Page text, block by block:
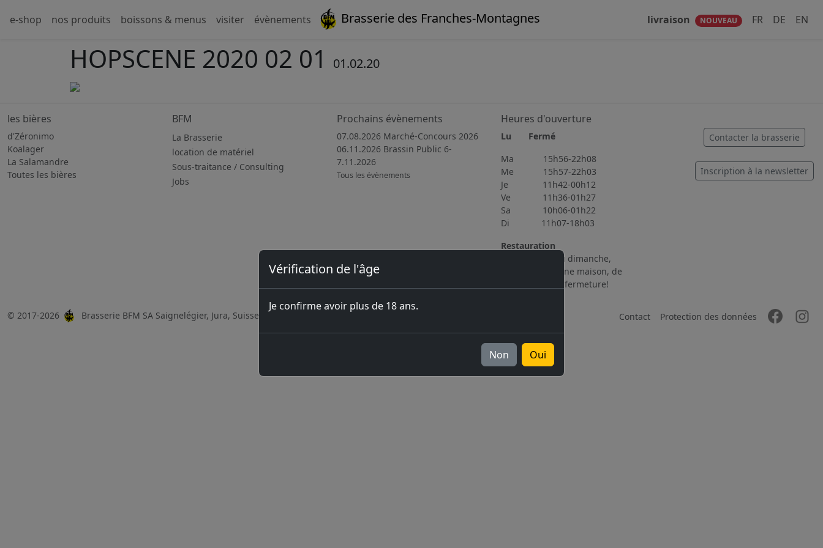
e-shop nos produits boissons & menus visiter évènements Brasserie des Franches-Montagnes livraison NOUVEAU FR DE EN
Vérification de l'âge
Je confirme avoir plus de 18 ans.
Non Oui
HOPSCENE 2020 02 01 01.02.20
les bières
d'Zéronimo
Koalager
La Salamandre
Toutes les bières
BFM
La Brasserie
location de matériel
Sous-traitance / Consulting
Jobs
Prochains évènements
07.08.2026 Marché-Concours 2026
06.11.2026 Brassin Public 6-
7.11.2026
Tous les évènements
Heures d'ouverture
Lu Fermé
Ma 15h56-22h08
Me 15h57-22h03
Je 11h42-00h12
Ve 11h36-01h27
Sa 10h06-01h22
Di 11h07-18h03
Restauration
Du mercredi au dimanche,
délicieuse cuisine maison, de
l'ouverture à la fermeture!
Contacter la brasserie
Inscription à la newsletter
© 2017-2026 Brasserie BFM SA Saignelégier, Jura, Suisse, Europe v2026.05.0-1 Contact Protection des données